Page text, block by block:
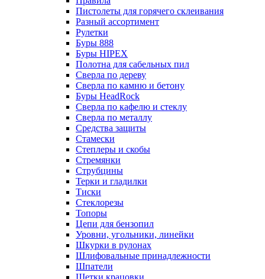
Пистолеты для горячего склеивания
Разный ассортимент
Рулетки
Буры 888
Буры HIPEX
Полотна для сабельных пил
Сверла по дереву
Сверла по камню и бетону
Буры HeadRock
Сверла по кафелю и стеклу
Сверла по металлу
Средства защиты
Стамески
Степлеры и скобы
Стремянки
Струбцины
Терки и гладилки
Тиски
Стеклорезы
Топоры
Цепи для бензопил
Уровни, угольники, линейки
Шкурки в рулонах
Шлифовальные принадлежности
Шпатели
Щетки крацовки